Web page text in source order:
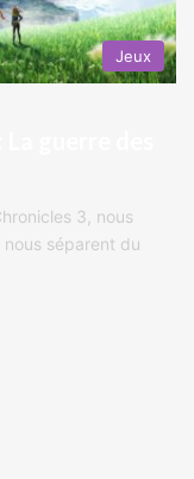
Jeux
3, nous
séparent du